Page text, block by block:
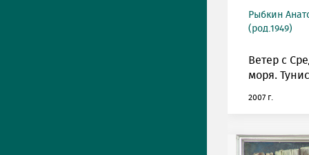
Рыбкин
(род.1949)
Ветер с
моря.
2007 г.